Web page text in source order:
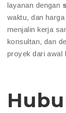
layanan dengan
waktu, dan
menjalin kerja
konsultan, dan
proyek dari awal